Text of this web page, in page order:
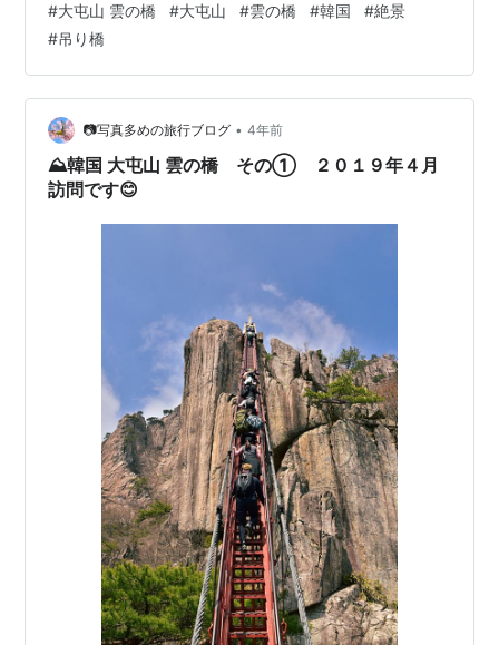
レンズ・機材 D750 ＋ AF-S NIKKOR 24-120mm f/4G
ED VRRICOH THETA SC（360°カメラ） ※PCでかすみ除
去、彩度上げの画像編集してます。 ３６０°画像は編集無
しです。 備考 私の海外スペックは・海外語は分からない
（英語中学レベル…
#大屯山 雲の橋 #大屯山 #雲の橋 #韓国 #絶景
#吊り橋
📷写真多めの旅行ブログ • 4年前
⛰️韓国 大屯山 雲の橋 その① ２０１９年４月
訪問です😊